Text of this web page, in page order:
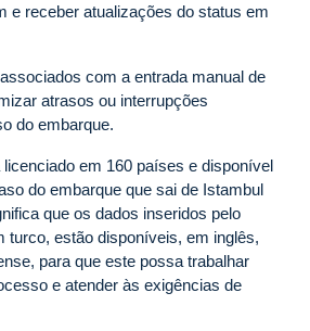
e receber atualizações do status em
com a entrada manual de
atrasos ou interrupções
do embarque.
em 160 países e disponível
do embarque que sai de Istambul
que os dados inseridos pelo
turco, estão disponíveis, em inglês,
para que este possa trabalhar
e atender às exigências de